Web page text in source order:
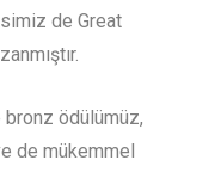
de Great
bronz ödülümüz,
de mükemmel